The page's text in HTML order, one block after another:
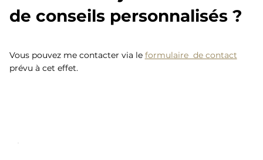
de conseils personnalisés ?
Vous pouvez me contacter via le formulaire de contact
prévu à cet effet.